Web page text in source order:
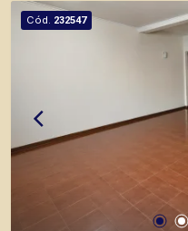
Também temos
Botânico, Jardim
próximos a
de pontos
Cód. 232547